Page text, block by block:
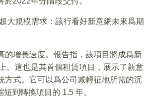
大規模需求：該行看好新意網未來爲期
的增長速度。報告指，該項目將成爲新
。這也是其首個租賃項目，展示了新意
方式。它可以爲公司减輕征地所需的沉
到轉換項目的 1.5 年。